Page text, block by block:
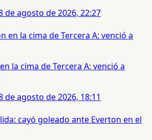
de agosto de 2026, 22:27
la cima de Tercera A: venció a
de agosto de 2026, 18:11